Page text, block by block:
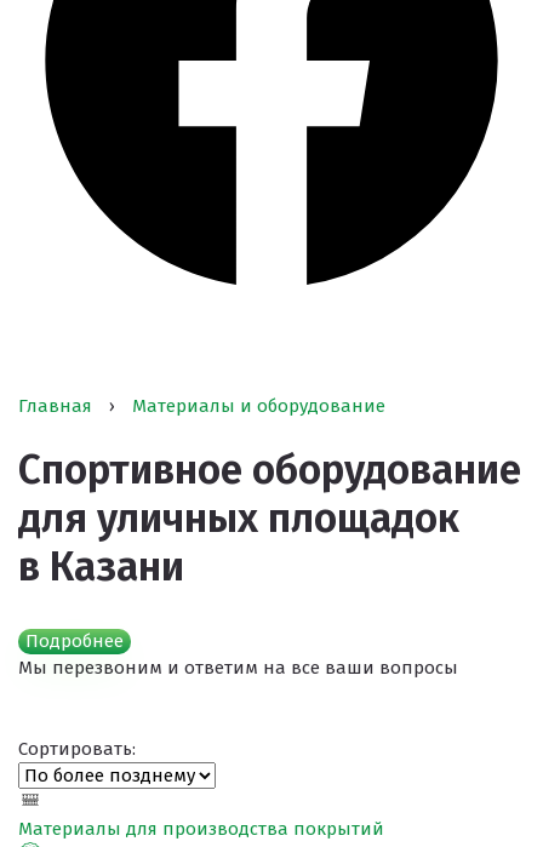
Главная › Материалы и оборудование
Спортивное оборудование
для уличных площадок
в Казани
Подробнее
Мы перезвоним и ответим на все ваши вопросы
Сортировать:
Материалы для производства покрытий